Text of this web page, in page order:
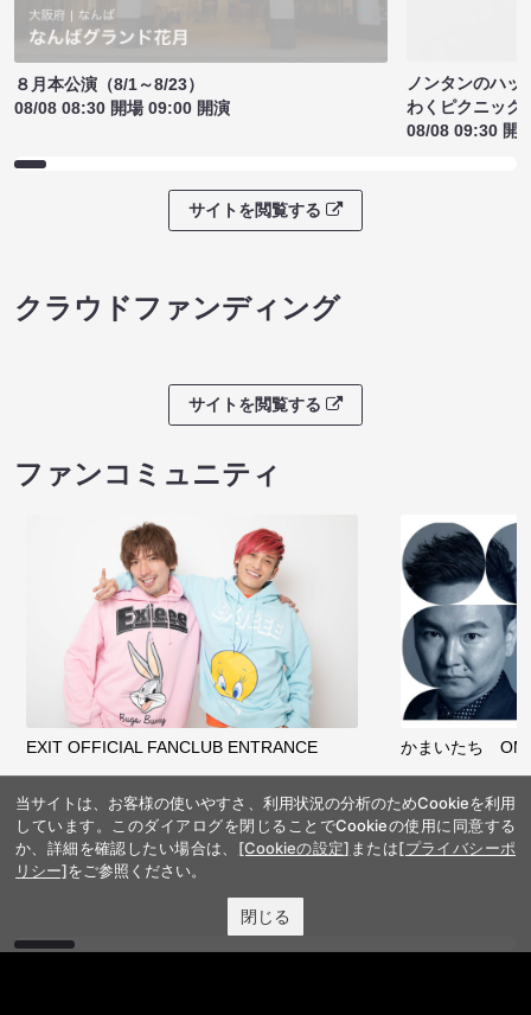
８月本公演（8/1～8/23）
08/08 08:30 開場 09:00 開演
ノンタンのハッ
わくピクニック
08/08 09:30 開
サイトを閲覧する
クラウドファンディング
サイトを閲覧する
ファンコミュニティ
EXIT OFFICIAL FANCLUB ENTRANCE かまいたち
当サイトは、お客様の使いやすさ、利用状況の分析のためCookieを利用
しています。このダイアログを閉じることでCookieの使用に同意する
か、詳細を確認したい場合は、 [Cookieの設定] または[プライバシーポ
リシー]をご参照ください。
閉じる